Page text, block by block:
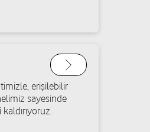
Yol tarifi al
erişilebilir
sayesinde